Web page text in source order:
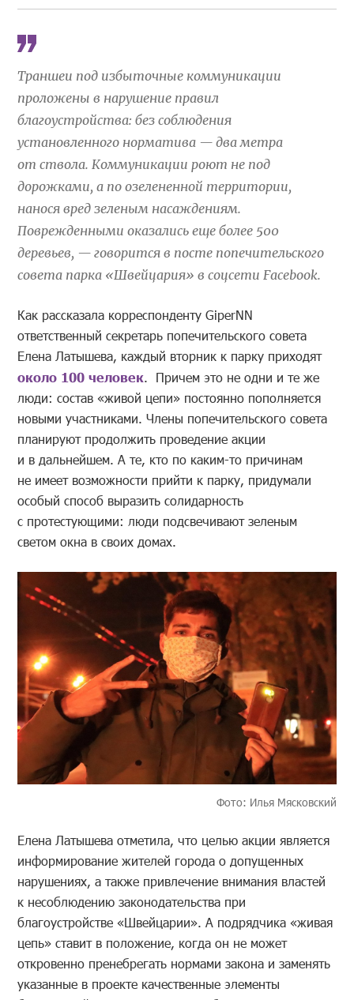
Траншеи под избыточные коммуникации
проложены в нарушение правил
благоустройства: без соблюдения
установленного норматива — два метра
от ствола. Коммуникации роют не под
дорожками, а по озелененной территории,
нанося вред зеленым насаждениям.
Поврежденными оказались еще более 500
деревьев, — говорится в посте попечительского
совета парка «Швейцария» в соцсети Facebook.
Как рассказала корреспонденту GiperNN
ответственный секретарь попечительского совета
Елена Латышева, каждый вторник к парку приходят
около 100 человек. Причем это не одни и те же
люди: состав «живой цепи» постоянно пополняется
новыми участниками. Члены попечительского совета
планируют продолжить проведение акции
и в дальнейшем. А те, кто по каким-то причинам
не имеет возможности прийти к парку, придумали
особый способ выразить солидарность
с протестующими: люди подсвечивают зеленым
светом окна в своих домах.
Фото: Илья Мясковский
Елена Латышева отметила, что целью акции является
информирование жителей города о допущенных
нарушениях, а также привлечение внимания властей
к несоблюдению законодательства при
благоустройстве «Швейцарии». А подрядчика «живая
цепь» ставит в положение, когда он не может
откровенно пренебрегать нормами закона и заменять
указанные в проекте качественные элементы